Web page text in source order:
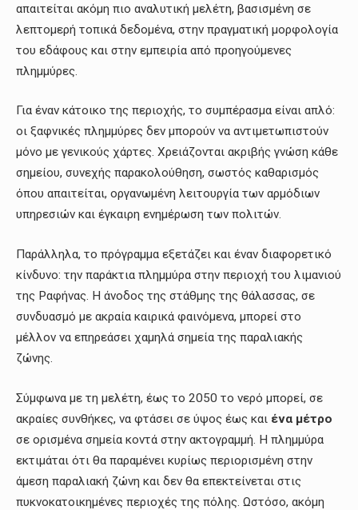
απαιτείται ακόμη πιο αναλυτική μελέτη, βασισμένη σε
λεπτομερή τοπικά δεδομένα, στην πραγματική μορφολογία
του εδάφους και στην εμπειρία από προηγούμενες
πλημμύρες.
Για έναν κάτοικο της περιοχής, το συμπέρασμα είναι απλό:
οι ξαφνικές πλημμύρες δεν μπορούν να αντιμετωπιστούν
μόνο με γενικούς χάρτες. Χρειάζονται ακριβής γνώση κάθε
σημείου, συνεχής παρακολούθηση, σωστός καθαρισμός
όπου απαιτείται, οργανωμένη λειτουργία των αρμόδιων
υπηρεσιών και έγκαιρη ενημέρωση των πολιτών.
Παράλληλα, το πρόγραμμα εξετάζει και έναν διαφορετικό
κίνδυνο: την παράκτια πλημμύρα στην περιοχή του λιμανιού
της Ραφήνας. Η άνοδος της στάθμης της θάλασσας, σε
συνδυασμό με ακραία καιρικά φαινόμενα, μπορεί στο
μέλλον να επηρεάσει χαμηλά σημεία της παραλιακής
ζώνης.
Σύμφωνα με τη μελέτη, έως το 2050 το νερό μπορεί, σε
ακραίες συνθήκες, να φτάσει σε ύψος έως και ένα μέτρο
σε ορισμένα σημεία κοντά στην ακτογραμμή. Η πλημμύρα
εκτιμάται ότι θα παραμένει κυρίως περιορισμένη στην
άμεση παραλιακή ζώνη και δεν θα επεκτείνεται στις
πυκνοκατοικημένες περιοχές της πόλης. Ωστόσο, ακόμη